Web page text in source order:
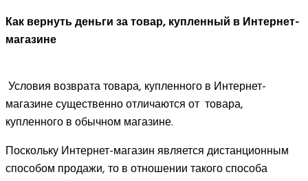
Как вернуть деньги за товар, купленный в Интернет-
магазине
Условия возврата товара, купленного в Интернет-
магазине существенно отличаются от товара,
купленного в обычном магазине.
Поскольку Интернет-магазин является дистанционным
способом продажи, то в отношении такого способа